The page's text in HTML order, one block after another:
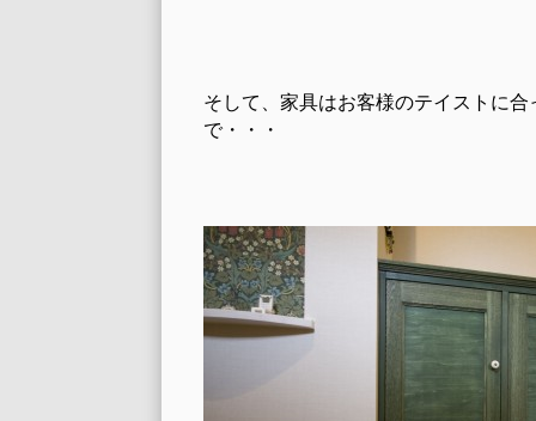
そして、家具はお客様のテイストに
で・・・